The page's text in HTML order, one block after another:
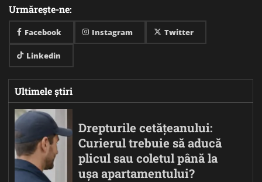
Urmărește-ne:
Facebook Instagram Twitter
Linkedin
Ultimele știri
Drepturile cetățeanului:
Curierul trebuie să aducă
plicul sau coletul până la
ușa apartamentului?